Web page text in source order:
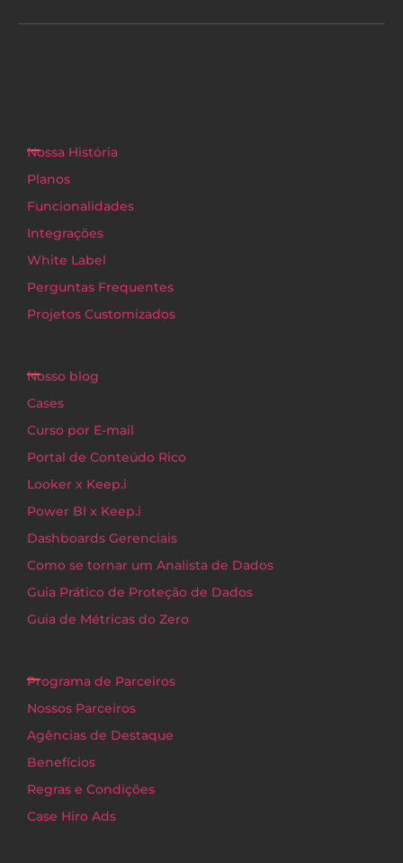
Nossa História
Planos
Funcionalidades
Integrações
White Label
Perguntas Frequentes
Projetos Customizados
Nosso blog
Cases
Curso por E-mail
Portal de Conteúdo Rico
Looker x Keep.i
Power BI x Keep.i
Dashboards Gerenciais
Como se tornar um Analista de Dados
Guia Prático de Proteção de Dados
Guia de Métricas do Zero
Programa de Parceiros
Nossos Parceiros
Agências de Destaque
Benefícios
Regras e Condições
Case Hiro Ads